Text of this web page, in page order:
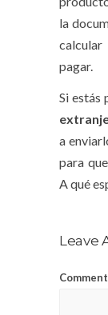
la
calcular
pagar.
Si estás
a
para
A qué
Leave
Comment